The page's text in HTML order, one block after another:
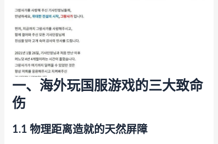
一、海外玩国服游戏的三大致命
伤
1.1 物理距离造就的天然屏障